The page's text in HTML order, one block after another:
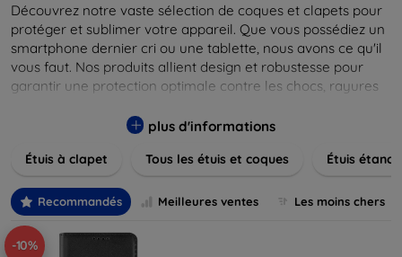
Découvrez notre vaste sélection de coques et clapets pour
protéger et sublimer votre appareil. Que vous possédiez un
smartphone dernier cri ou une tablette, nous avons ce qu'il
vous faut. Nos produits allient design et robustesse pour
garantir une protection optimale contre les chocs, rayures
allant des modèles élégants et minimalistes aux designs
matériaux de haute qualité, y compris le cuir, le silicone, et
parfait pour exprimer votre style tout en assurant la
durabilité de votre appareil.
plus d'informations
Étuis à clapet Tous les étuis et coques Étuis
Recommandés Meilleures ventes Les moins chers
-10%